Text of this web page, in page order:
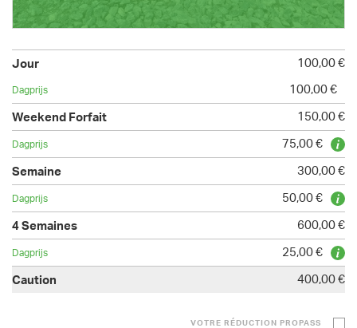
100,00 €
100,00 €
150,00 €
75,00 €
300,00 €
50,00 €
600,00 €
25,00 €
400,00 €
VOTRE RÉDUCTION PROPASS